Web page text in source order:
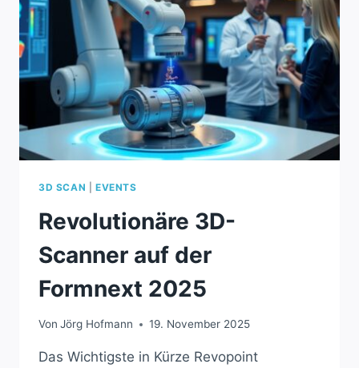
3D SCAN EVENTS
Revolutionäre 3D-
Scanner auf der
Formnext 2025
Von Jörg Hofmann 19. November 2025
Das Wichtigste in Kürze Revopoint